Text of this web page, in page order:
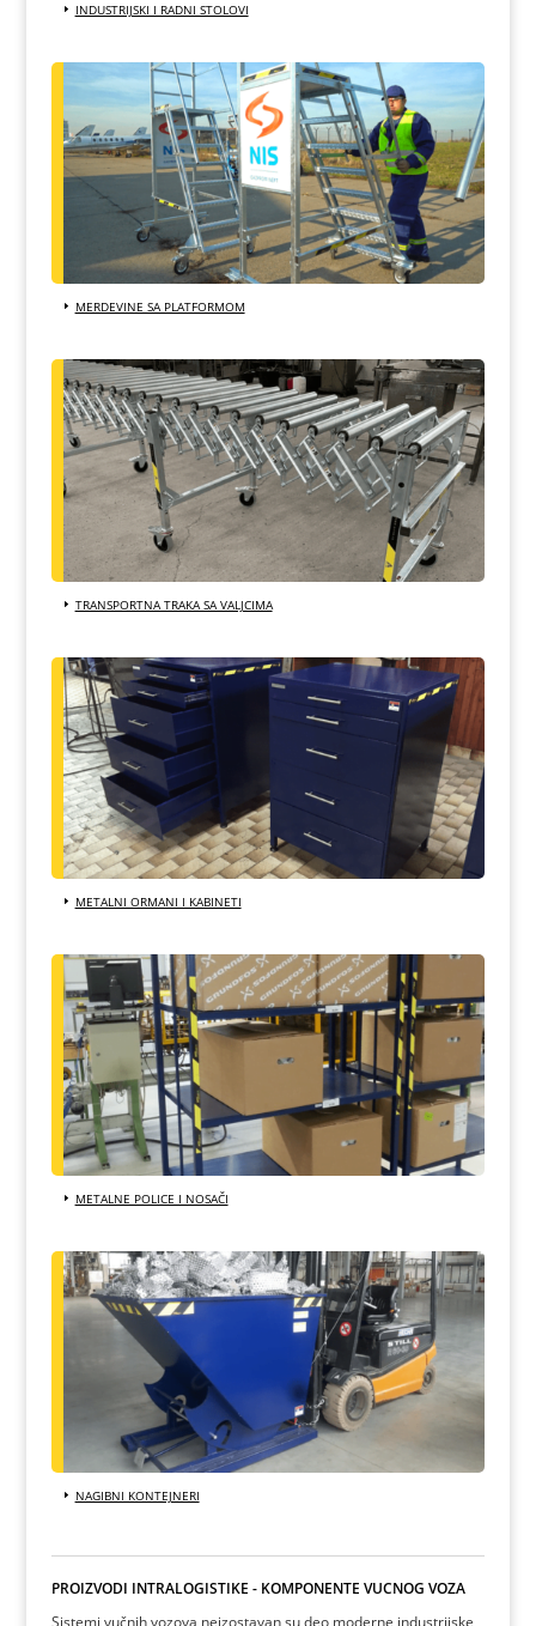
INDUSTRIJSKI I RADNI STOLOVI
MERDEVINE SA PLATFORMOM
TRANSPORTNA TRAKA SA VALJCIMA
METALNI ORMANI I KABINETI
METALNE POLICE I NOSAČI
NAGIBNI KONTEJNERI
PROIZVODI INTRALOGISTIKE - KOMPONENTE VUČNOG VOZA